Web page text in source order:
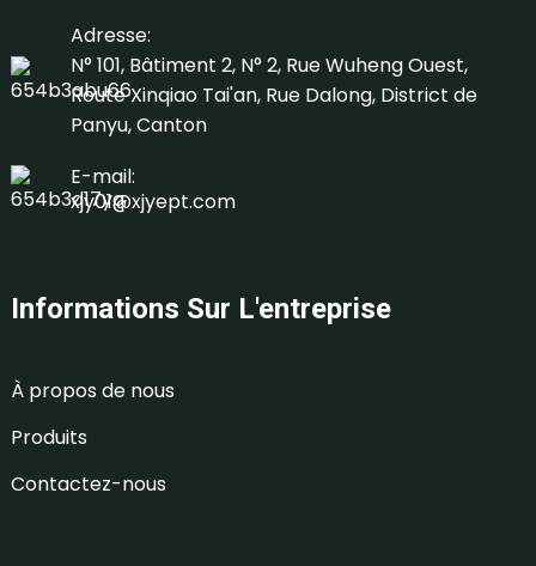
Adresse:
N° 101, Bâtiment 2, N° 2, Rue Wuheng Ouest,
Route Xinqiao Tai'an, Rue Dalong, District de
Panyu, Canton
E-mail:
xjy01@xjyept.com
Informations Sur L'entreprise
À propos de nous
Produits
Contactez-nous